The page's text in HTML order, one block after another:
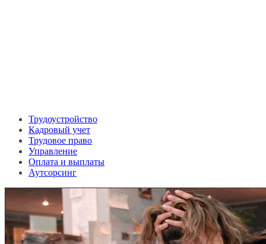
Трудоустройство
Кадровый учет
Трудовое право
Управление
Оплата и выплаты
Аутсорсинг